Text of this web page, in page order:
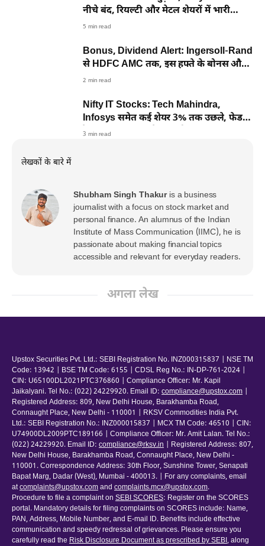
नीचे बंद, रियल्टी और मेटल शेयरों में भारी
बिकवाली
5 min read
Bonus, Dividend Alert: Ingersoll-Rand
से HDFC AMC तक, इस हफ्ते के बोनस और
डिविडेंड की पूरी लिस्ट
2 min read
Nifty IT Stocks: Tech Mahindra,
Infosys समेत कई शेयर 3% तक उछले, फेड
रेट कट की उम्मीदों ने भरा जोश
3 min read
लेखकों के बारे में
Shubham Singh Thakur is a business
journalist with a focus on stock market and
personal finance. An alumnus of the Indian
Institute of Mass Communication (IIMC), he is
passionate about making financial topics
accessible and relevant for everyday readers.
अगला लेख
Upstox Securities Pvt. Ltd.: SEBI Registration No. INZ000315837 | NSE TM
Code: 13942 | BSE TM Code: 6155 | CDSL Reg No.: IN-DP-761-2024 |
CIN: U65100DL2021PTC376860 | Compliance Officer: Mr. Kapil
Jaikalyani. Tel No.: (022) 24229920. Email ID: compliance@upstox.com
Registered Address: 809, New Delhi House, Barakhamba Road,
Connaught Place, New Delhi - 110001 | RKSV Commodities India Pvt.
Ltd.: SEBI Registration No.: INZ000015837 | MCX TM Code: 46510 | CIN:
U74900DL2009PTC189166 | Compliance Officer: Mr. Amit Lalan. Tel No.:
(022) 24229920. Email ID: compliance@rksv.in
| Registered Address: 807,
New Delhi House, Barakhamba Road, Connaught Place, New Delhi -
110001. Correspondence Address: 30th Floor, Sunshine Tower, Senapati
Bapat Marg, Dadar (West), Mumbai - 400013. | For any complaints, email
atcomplaints@upstox.comand complaints.mcx@upstox.com.
Procedure to file a complaint on SEBI SCORES: Register on the SCORES
portal. Mandatory details for filing complaints on SCORES include: Name,
PAN, Address, Mobile Number, and E-mail ID. Benefits include effective
communication and speedy redressal of grievances. Please ensure you
carefully read the Risk Disclosure Document as prescribed by SEBI, along